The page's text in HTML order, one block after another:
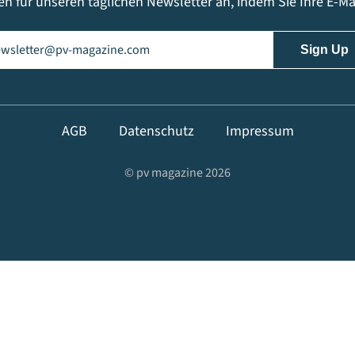
(erforderlich)
AGB Datenschutz Impressum
© pv magazine 2026